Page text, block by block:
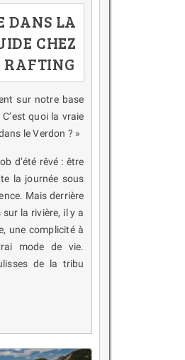
DANS LA
CHEZ
RAFTING
sur notre base
quoi la vraie
le Verdon ? »
d’été rêvé : être
la journée sous
Mais derrière
la rivière, il y a
une complicité à
mode de vie.
de la tribu